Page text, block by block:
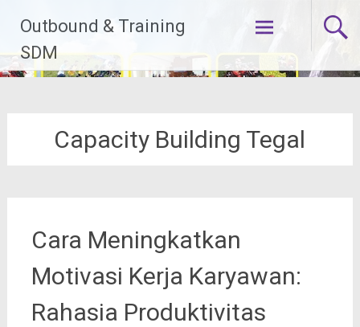
konten
Outbound & Training
SDM
Capacity Building Tegal
Cara Meningkatkan
Motivasi Kerja Karyawan:
Rahasia Produktivitas